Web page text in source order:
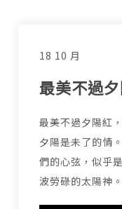
18 10 月
最美不過
最美不過夕陽紅
夕陽是未了的情
們的心弦，似乎
波勞碌的太陽神